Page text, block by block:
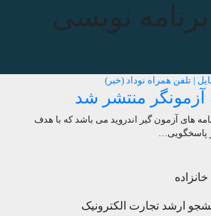
نویسی
| تلفن همراه نوداد (خبر)
منتشر شد
های آزمون گیر اندروید می باشد که با هدف
پاسخگویی…
ارشد تجارت الکترونیک